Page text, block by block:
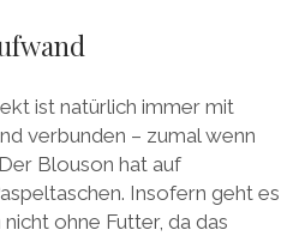
ist natürlich immer mit
verbunden – zumal wenn
Blouson hat auf
Insofern geht es
ohne Futter, da das